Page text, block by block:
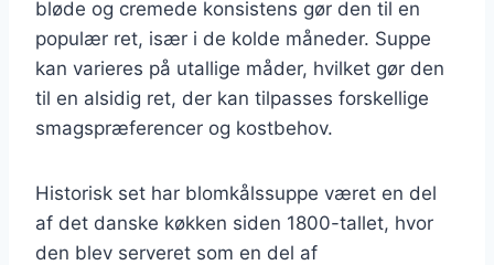
bløde og cremede konsistens gør den til en
populær ret, især i de kolde måneder. Suppe
kan varieres på utallige måder, hvilket gør den
til en alsidig ret, der kan tilpasses forskellige
smagspræferencer og kostbehov.
Historisk set har blomkålssuppe været en del
af det danske køkken siden 1800-tallet, hvor
den blev serveret som en del af